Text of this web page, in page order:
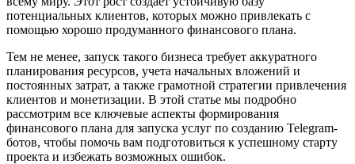
потенциальных клиентов, которых можно привлекать с
помощью хорошо продуманного финансового плана.
Тем не менее, запуск такого бизнеса требует аккуратного
планирования ресурсов, учета начальных вложений и
постоянных затрат, а также грамотной стратегии привлечения
клиентов и монетизации. В этой статье мы подробно
рассмотрим все ключевые аспекты формирования
финансового плана для запуска услуг по созданию Telegram-
ботов, чтобы помочь вам подготовиться к успешному старту
проекта и избежать возможных ошибок.